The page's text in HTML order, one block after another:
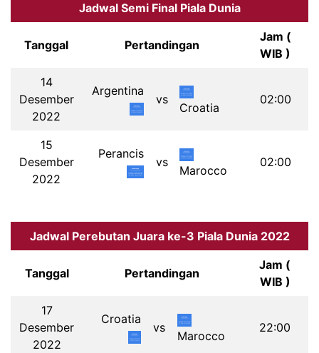
Jadwal Semi Final Piala Dunia
Tanggal Pertandingan
Jam (
WIB )
14
Desember
2022
Argentina
vs
Croatia
02:00
15
Desember
2022
Perancis
vs
Marocco
02:00
Jadwal Perebutan Juara ke-3 Piala Dunia 2022
Tanggal Pertandingan
Jam (
WIB )
17
Desember
2022
Croatia
vs
Marocco
22:00